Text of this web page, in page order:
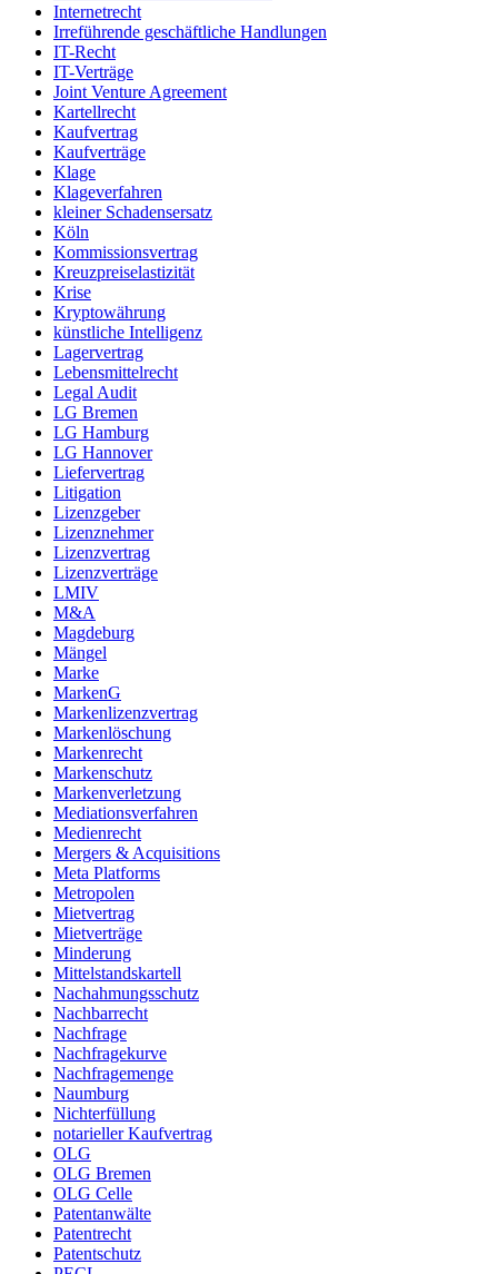
Internetrecht
Irreführende geschäftliche Handlungen
IT-Recht
IT-Verträge
Joint Venture Agreement
Kartellrecht
Kaufvertrag
Kaufverträge
Klage
Klageverfahren
kleiner Schadensersatz
Köln
Kommissionsvertrag
Kreuzpreiselastizität
Krise
Kryptowährung
künstliche Intelligenz
Lagervertrag
Lebensmittelrecht
Legal Audit
LG Bremen
LG Hamburg
LG Hannover
Liefervertrag
Litigation
Lizenzgeber
Lizenznehmer
Lizenzvertrag
Lizenzverträge
LMIV
M&A
Magdeburg
Mängel
Marke
MarkenG
Markenlizenzvertrag
Markenlöschung
Markenrecht
Markenschutz
Markenverletzung
Mediationsverfahren
Medienrecht
Mergers & Acquisitions
Meta Platforms
Metropolen
Mietvertrag
Mietverträge
Minderung
Mittelstandskartell
Nachahmungsschutz
Nachbarrecht
Nachfrage
Nachfragekurve
Nachfragemenge
Naumburg
Nichterfüllung
notarieller Kaufvertrag
OLG
OLG Bremen
OLG Celle
Patentanwälte
Patentrecht
Patentschutz